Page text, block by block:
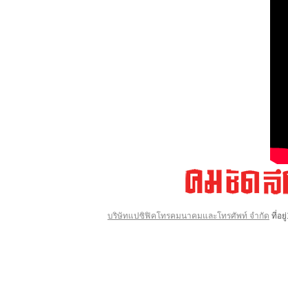
บริษัทแปซิฟิคโทรคมนาคมและโทรศัพท์ จำกัด ที่อยู่